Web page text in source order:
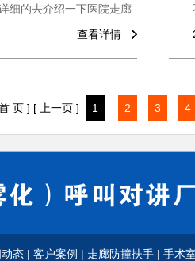
细的去介绍一下医院走廊
到底是不是一样的产品，
查看详情
页 ] [ 上一页 ] 1 2 3 4
态 | 客户案例 | 走廊防撞扶手 | 手术